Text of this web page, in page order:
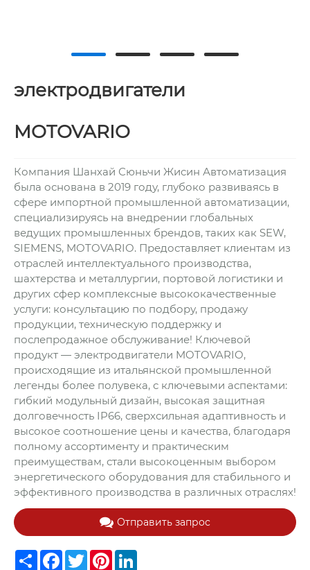
электродвигатели
MOTOVARIO
Компания Шанхай Сюньчи Жисин Автоматизация
была основана в 2019 году, глубоко развиваясь в
сфере импортной промышленной автоматизации,
специализируясь на внедрении глобальных
ведущих промышленных брендов, таких как SEW,
SIEMENS, MOTOVARIO. Предоставляет клиентам из
отраслей интеллектуального производства,
шахтерства и металлургии, портовой логистики и
других сфер комплексные высококачественные
услуги: консультацию по подбору, продажу
продукции, техническую поддержку и
послепродажное обслуживание! Ключевой
продукт — электродвигатели MOTOVARIO,
происходящие из итальянской промышленной
легенды более полувека, с ключевыми аспектами:
гибкий модульный дизайн, высокая защитная
долговечность IP66, сверхсильная адаптивность и
высокое соотношение цены и качества, благодаря
полному ассортименту и практическим
преимуществам, стали высокоценным выбором
энергетического оборудования для стабильного и
эффективного производства в различных отраслях!
Отправить запрос
ShareFacebook
TwitterPinterest